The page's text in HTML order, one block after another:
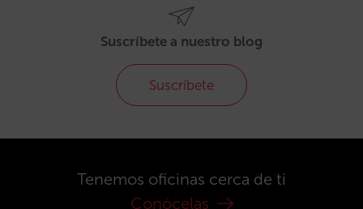
Suscríbete a nuestro blog
Suscríbete
Tenemos oficinas cerca de ti
Conócelas